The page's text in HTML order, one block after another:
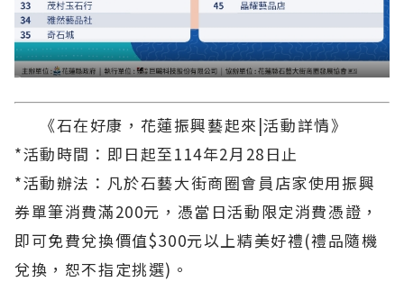
《石在好康，花蓮振興藝起來|活動詳情》
*活動時間：即日起至114年2月28日止
*活動辦法：凡於石藝大街商圈會員店家使用振興
券單筆消費滿200元，憑當日活動限定消費憑證，
即可免費兌換價值$300元以上精美好禮(禮品隨機
兌換，恕不指定挑選)。